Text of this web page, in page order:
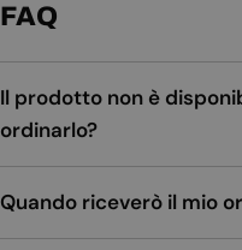
FAQ
Il prodotto non è
ordinarlo?
Quando riceverò il mio